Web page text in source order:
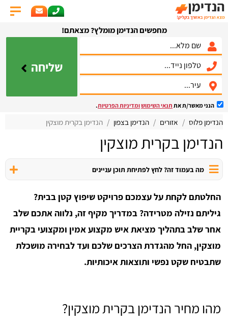
מחפשים הנדימן מומלץ? מצאתם!
שליחה
הנני מאשר/ת את תנאי השימושומדיניות הפרטיות.
הנדימן פלוס אזורים הנדימן בצפון הנדימן בקרית מוצקין
הנדימן בקרית מוצקין
מה בעמוד זה? לחץ לפתיחת תוכן עניינים
החלטתם לקחת על עצמכם פרויקט שיפוץ קטן בבית?
גיליתם נזילה מטרידה? במדריך מקיף זה, נלווה אתכם שלב
אחר שלב בתהליך מציאת איש מקצוע אמין ומקצועי בקריית
מוצקין, החל מהגדרת הצרכים שלכם ועד לבחירה מושכלת
שתבטיח שקט נפשי ותוצאות איכותיות.
מהו מחיר הנדימן בקרית מוצקין?